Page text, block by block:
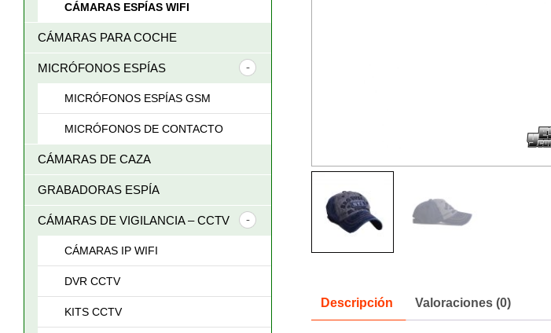
Descripción Valoraciones (0)
CÁMARAS ESPÍAS WIFI
CÁMARAS PARA COCHE
MICRÓFONOS ESPÍAS
MICRÓFONOS ESPÍAS GSM
MICRÓFONOS DE CONTACTO
CÁMARAS DE CAZA
GRABADORAS ESPÍA
CÁMARAS DE VIGILANCIA – CCTV
CÁMARAS IP WIFI
DVR CCTV
KITS CCTV